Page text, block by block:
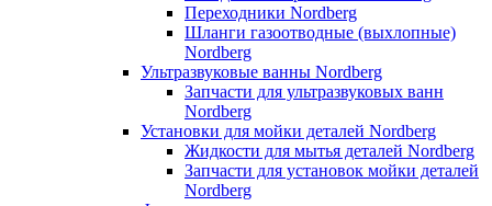
Переходники Nordberg
Шланги газоотводные (выхлопные)
Nordberg
Ультразвуковые ванны Nordberg
Запчасти для ультразвуковых ванн
Nordberg
Установки для мойки деталей Nordberg
Жидкости для мытья деталей Nordberg
Запчасти для установок мойки деталей
Nordberg